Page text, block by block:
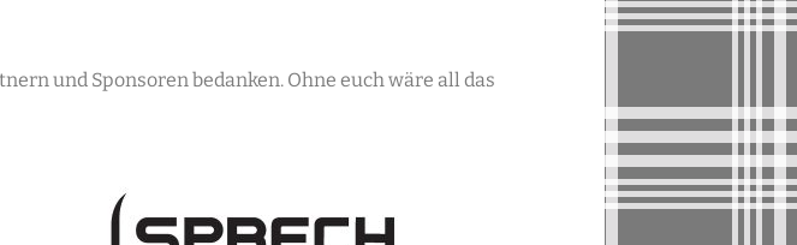
und Sponsoren bedanken. Ohne euch wäre all das